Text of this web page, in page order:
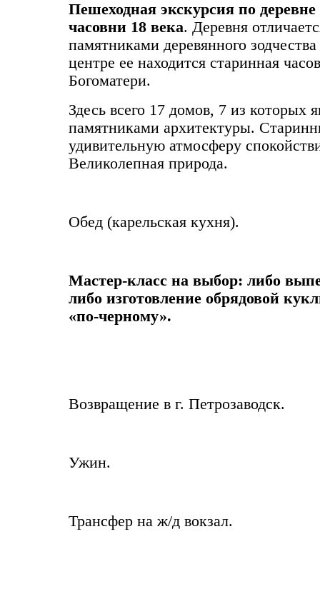
Пешеходная экскурсия по
часовни 18 века. Деревня
памятниками деревянного
центре ее находится старинная
Богоматери.
Здесь всего 17 домов, 7 из которых
памятниками архитектуры.
удивительную атмосферу
Великолепная природа.
Обед (карельская кухня).
Мастер-класс на выбор: либо
либо изготовление обрядовой
«по-черному».
Возвращение в г. Петрозаводск.
Ужин.
Трансфер на ж/д вокзал.